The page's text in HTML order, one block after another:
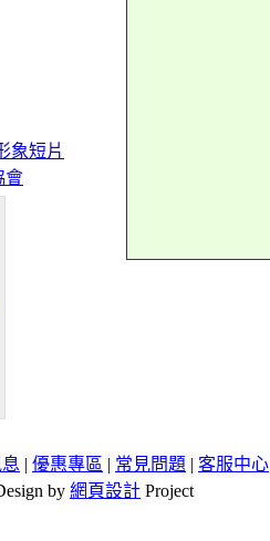
| 優惠專區 | 常見問題 | 客服中心
by 網頁設計 Project